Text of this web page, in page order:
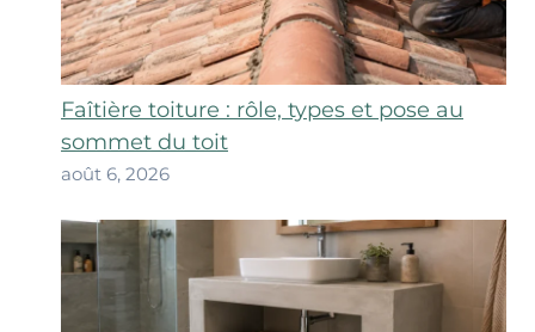
Faîtière toiture : rôle, types et pose au
sommet du toit
août 6, 2026